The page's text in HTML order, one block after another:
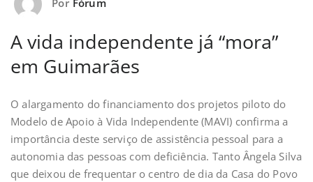
Por Fórum
A vida independente já “mora”
em Guimarães
O alargamento do financiamento dos projetos piloto do
Modelo de Apoio à Vida Independente (MAVI) confirma a
importância deste serviço de assistência pessoal para a
autonomia das pessoas com deficiência. Tanto Ângela Silva
que deixou de frequentar o centro de dia da Casa do Povo